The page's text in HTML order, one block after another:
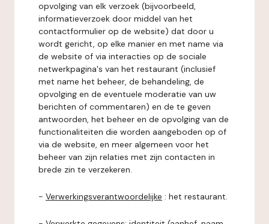
opvolging van elk verzoek (bijvoorbeeld,
informatieverzoek door middel van het
contactformulier op de website) dat door u
wordt gericht, op elke manier en met name via
de website of via interacties op de sociale
netwerkpagina's van het restaurant (inclusief
met name het beheer, de behandeling, de
opvolging en de eventuele moderatie van uw
berichten of commentaren) en de te geven
antwoorden, het beheer en de opvolging van de
functionaliteiten die worden aangeboden op of
via de website, en meer algemeen voor het
beheer van zijn relaties met zijn contacten in
brede zin te verzekeren.
- Verwerkingsverantwoordelijke : het restaurant.